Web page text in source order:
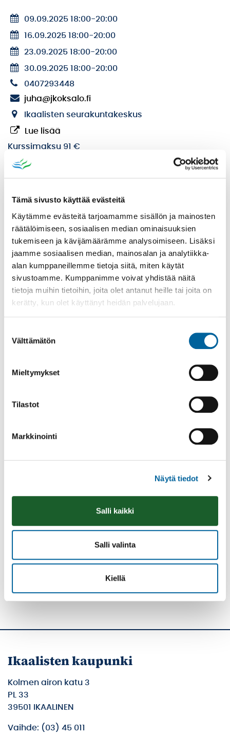
Tämä sivusto käyttää evästeitä
Käytämme evästeitä tarjoamamme sisällön ja mainosten
räätälöimiseen, sosiaalisen median ominaisuuksien
tukemiseen ja kävijämäärämme analysoimiseen. Lisäksi
jaamme sosiaalisen median, mainosalan ja analytiikka-
alan kumppaneillemme tietoja siitä, miten käytät
sivustoamme. Kumppanimme voivat yhdistää näitä
tietoja muihin tietoihin, joita olet antanut heille tai joita on
kerätty, kun olet käyttänyt heidän palvelujaan.
valinta
Välttämätön
Mieltymykset
Tilastot
Markkinointi
Näytä tiedot
Salli kaikki
Salli valinta
Kiellä
09.09.2025 18:00-20:00
16.09.2025 18:00-20:00
23.09.2025 18:00-20:00
30.09.2025 18:00-20:00
0407293448
juha@jkoksalo.fi
Ikaalisten seurakuntakeskus
Lue lisää
Kurssimaksu 91 €
Yhdistyksen jäsenmaksu 25 €
Ilmoittautumisaika
Harrastuksen järjestäjä
Ikaalisten kansalaisopisto
https://ikaalinen.fi/kasvatus-ja-
koulutus/kansalaisopisto/
Harrastuksen järjestäjä vastaa tietojen oikeellisuudesta
ILMOITTAUDU
sisällöstä
korjattavaa?
Jaa
Ikaalisten kaupunki
Kolmen airon katu 3
PL 33
39501 IKAALINEN
Vaihde: (03) 45 011